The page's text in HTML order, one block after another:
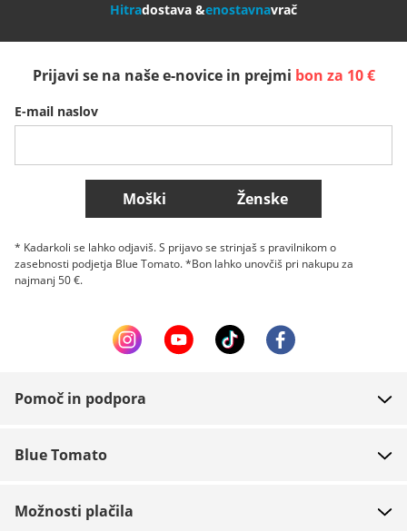
Več držav
Hitradostava &enostavnavrač
Prijavi se na naše e-novice in prejmi bon za 10 €
E-mail naslov
Moški Ženske
* Kadarkoli se lahko odjaviš. S prijavo se strinjaš s pravilnikom o
zasebnosti podjetja Blue Tomato. *Bon lahko unovčiš pri nakupu za
najmanj 50 €.
Pomoč in podpora
Plačilo
Blue Tomato
Možnosti plačila